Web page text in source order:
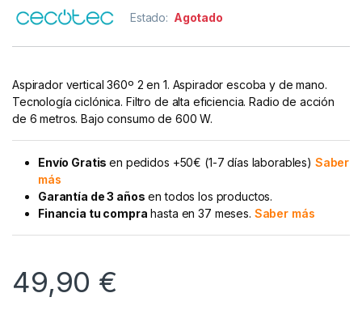
Estado: Agotado
Aspirador vertical 360º 2 en 1. Aspirador escoba y de mano.
Tecnología ciclónica. Filtro de alta eficiencia. Radio de acción
de 6 metros. Bajo consumo de 600 W.
Envío Gratisen pedidos +50€ (1-7 días laborables) Saber
más
Garantía de 3 años en todos los productos.
Financia tu compra hasta en 37 meses. Saber más
49,90 €